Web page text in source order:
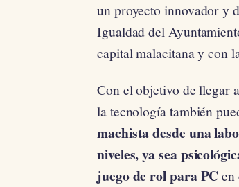
un proyecto innovador y
Igualdad del
capital malacitana y con
Con el objetivo de llegar
la tecnología también
machista desde una
niveles, ya sea
juego de rolpara PCen